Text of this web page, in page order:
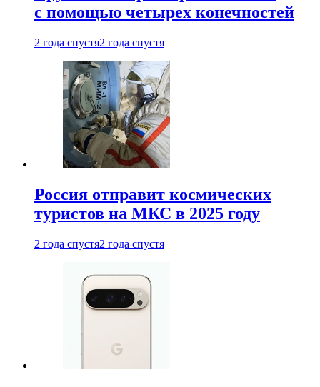
с помощью четырех конечностей
2 года спустя2 года спустя
Россия отправит космических
туристов на МКС в 2025 году
2 года спустя2 года спустя